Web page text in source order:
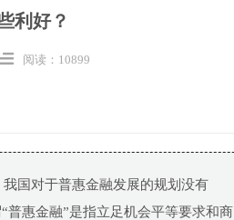
利好？
阅读：10899
国对于普惠金融发展的规划没有
普惠金融”是指立足机会平等要求和商